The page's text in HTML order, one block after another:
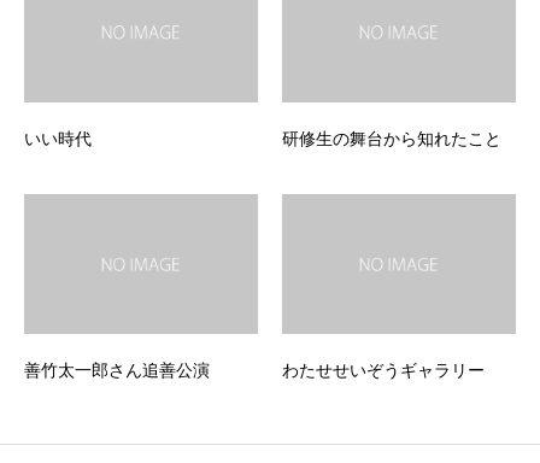
いい時代 研修生の舞台から知れたこと
善竹太一郎さん追善公演 わたせせいぞうギャラリー